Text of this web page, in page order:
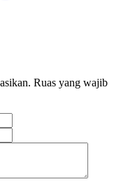
Ruas yang wajib